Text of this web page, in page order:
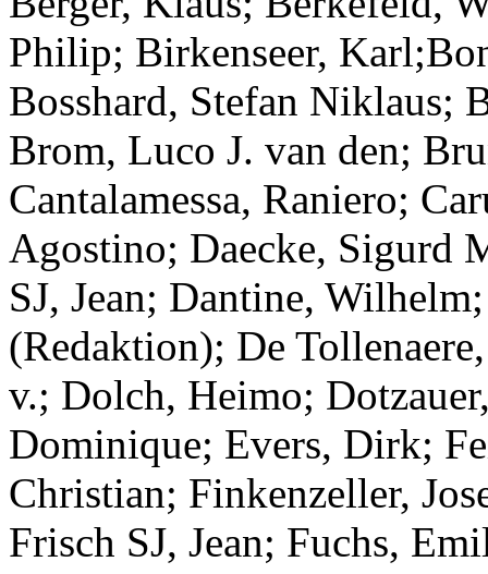
Philip; Birkenseer,
Bosshard, Stefan Niklaus;
Brom, Luco J. van den;
Cantalamessa, Raniero;
Agostino; Daecke, Sigurd
SJ, Jean; Dantine,
(Redaktion); De
v.; Dolch, Heimo;
Dominique; Evers, Dirk;
Christian; Finkenzeller,
Frisch SJ, Jean; Fuchs,